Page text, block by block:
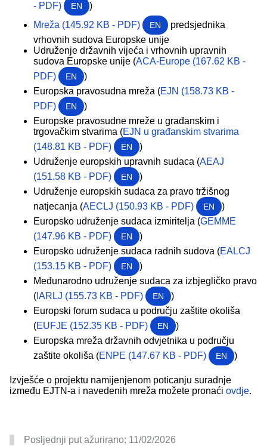
- PDF)
EN
)
Mreža (145.92 KB - PDF)
EN
predsjednika
vrhovnih sudova Europske unije
Udruženje državnih vijeća i vrhovnih upravnih
sudova Europske unije (ACA-Europe (167.62 KB -
PDF)
EN
)
Europska pravosudna mreža (EJN (158.73 KB -
PDF)
EN
)
Europske pravosudne mreže u građanskim i
trgovačkim stvarima (EJN u građanskim stvarima
(148.81 KB - PDF)
EN
)
Udruženje europskih upravnih sudaca (AEAJ
(151.58 KB - PDF)
EN
)
Udruženje europskih sudaca za pravo tržišnog
natjecanja (AECLJ (150.93 KB - PDF) EN
)
Europsko udruženje sudaca izmiritelja (GEMME
(147.96 KB - PDF)
EN
)
Europsko udruženje sudaca radnih sudova (EALCJ
(153.15 KB - PDF)
EN
)
Međunarodno udruženje sudaca za izbjegličko pravo
( IARLJ (155.73 KB - PDF) EN
)
Europski forum sudaca u području zaštite okoliša
(EUFJE (152.35 KB - PDF) EN
)
Europska mreža državnih odvjetnika u području
zaštite okoliša (ENPE (147.67 KB - PDF) EN )
Izvješće o projektu namijenjenom poticanju suradnje
između EJTN-a i navedenih mreža možete pronaći ovdje.
Posljednji put ažurirano: 11/02/2026